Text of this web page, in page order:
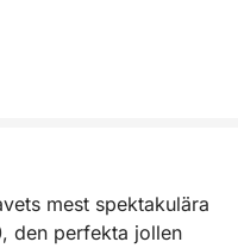
mest spektakulära
den perfekta jollen